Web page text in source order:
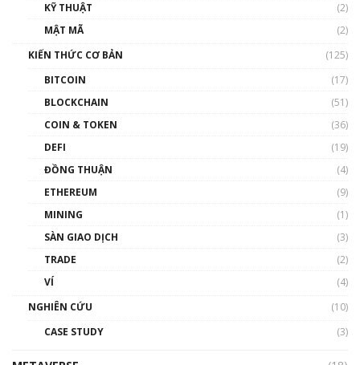
00:43:47
như thể nào?
00:39:31
Phổ cập Blockchain
thống & Crypto qua các cuộc chiến | Phổ cập
KỸ THUẬT
(2)
MẬT MÃ
(2)
KIẾN THỨC CƠ BẢN
(125)
BITCOIN
(17)
BLOCKCHAIN
(51)
COIN & TOKEN
(36)
DEFI
(19)
ĐỒNG THUẬN
(4)
ETHEREUM
(9)
MINING
(1)
SÀN GIAO DỊCH
(3)
TRADE
(2)
VÍ
(4)
NGHIÊN CỨU
(10)
CASE STUDY
(3)